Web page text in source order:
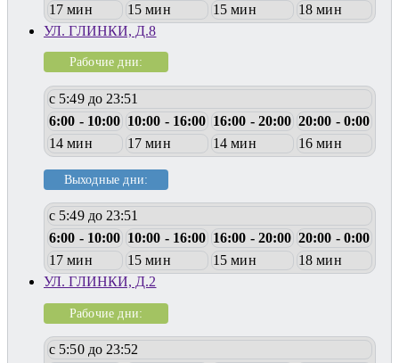
17 мин
15 мин 15 мин
18 мин
УЛ. ГЛИНКИ, Д.8
Рабочие дни:
с 5:49 до 23:51
6:00 - 10:00 10:00 - 16:00 16:00 - 20:00 20:00 - 0:00
14 мин
17 мин 14 мин 16 мин
Выходные дни:
с 5:49 до 23:51
6:00 - 10:00 10:00 - 16:00 16:00 - 20:00 20:00 - 0:00
17 мин
15 мин 15 мин
18 мин
УЛ. ГЛИНКИ, Д.2
Рабочие дни:
с 5:50 до 23:52